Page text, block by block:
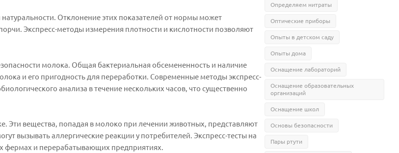
Отклонение этих показателей от нормы может
Экспресс-методы измерения плотности и кислотности позволяют
молока. Общая бактериальная обсемененность и наличие
и его пригодность для переработки. Современные методы экспресс-
анализа в течение нескольких часов, что существенно
Эти вещества, попадая в молоко при лечении животных, представляют
вызывать аллергические реакции у потребителей. Экспресс-тесты на
фермах и перерабатывающих предприятиях.
Определяем нитраты
Оптические приборы
Опыты в детском саду
Опыты дома
Оснащение лабораторий
Оснащение образовательных
организаций
Оснащение школ
Основы безопасности
Пары ртути